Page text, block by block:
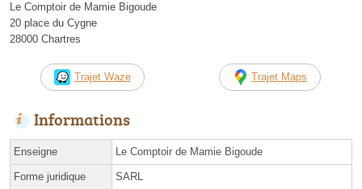
Le Comptoir de Mamie Bigoude
20 place du Cygne
28000 Chartres
Trajet Waze Trajet Maps
Informations
Enseigne Le Comptoir de Mamie Bigoude
Forme juridique SARL